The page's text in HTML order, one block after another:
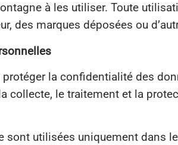
à les utiliser. Toute
des marques déposées ou
protéger la confidentialité des
collecte, le traitement et la
utilisées uniquement dans